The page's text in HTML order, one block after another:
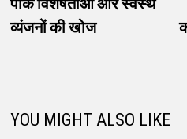
व्यंजनों की खोज
YOU MIGHT ALSO LIKE